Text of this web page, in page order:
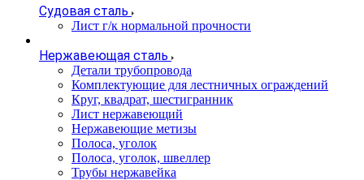
Судовая сталь
Лист г/к нормальной прочности
Нержавеющая сталь
Детали трубопровода
Комплектующие для лестничных ограждений
Круг, квадрат, шестигранник
Лист нержавеющий
Нержавеющие метизы
Полоса, уголок
Полоса, уголок, швеллер
Трубы нержавейка